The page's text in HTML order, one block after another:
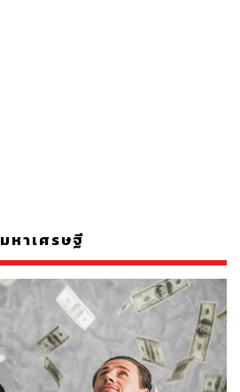
มหาเศรษฐี